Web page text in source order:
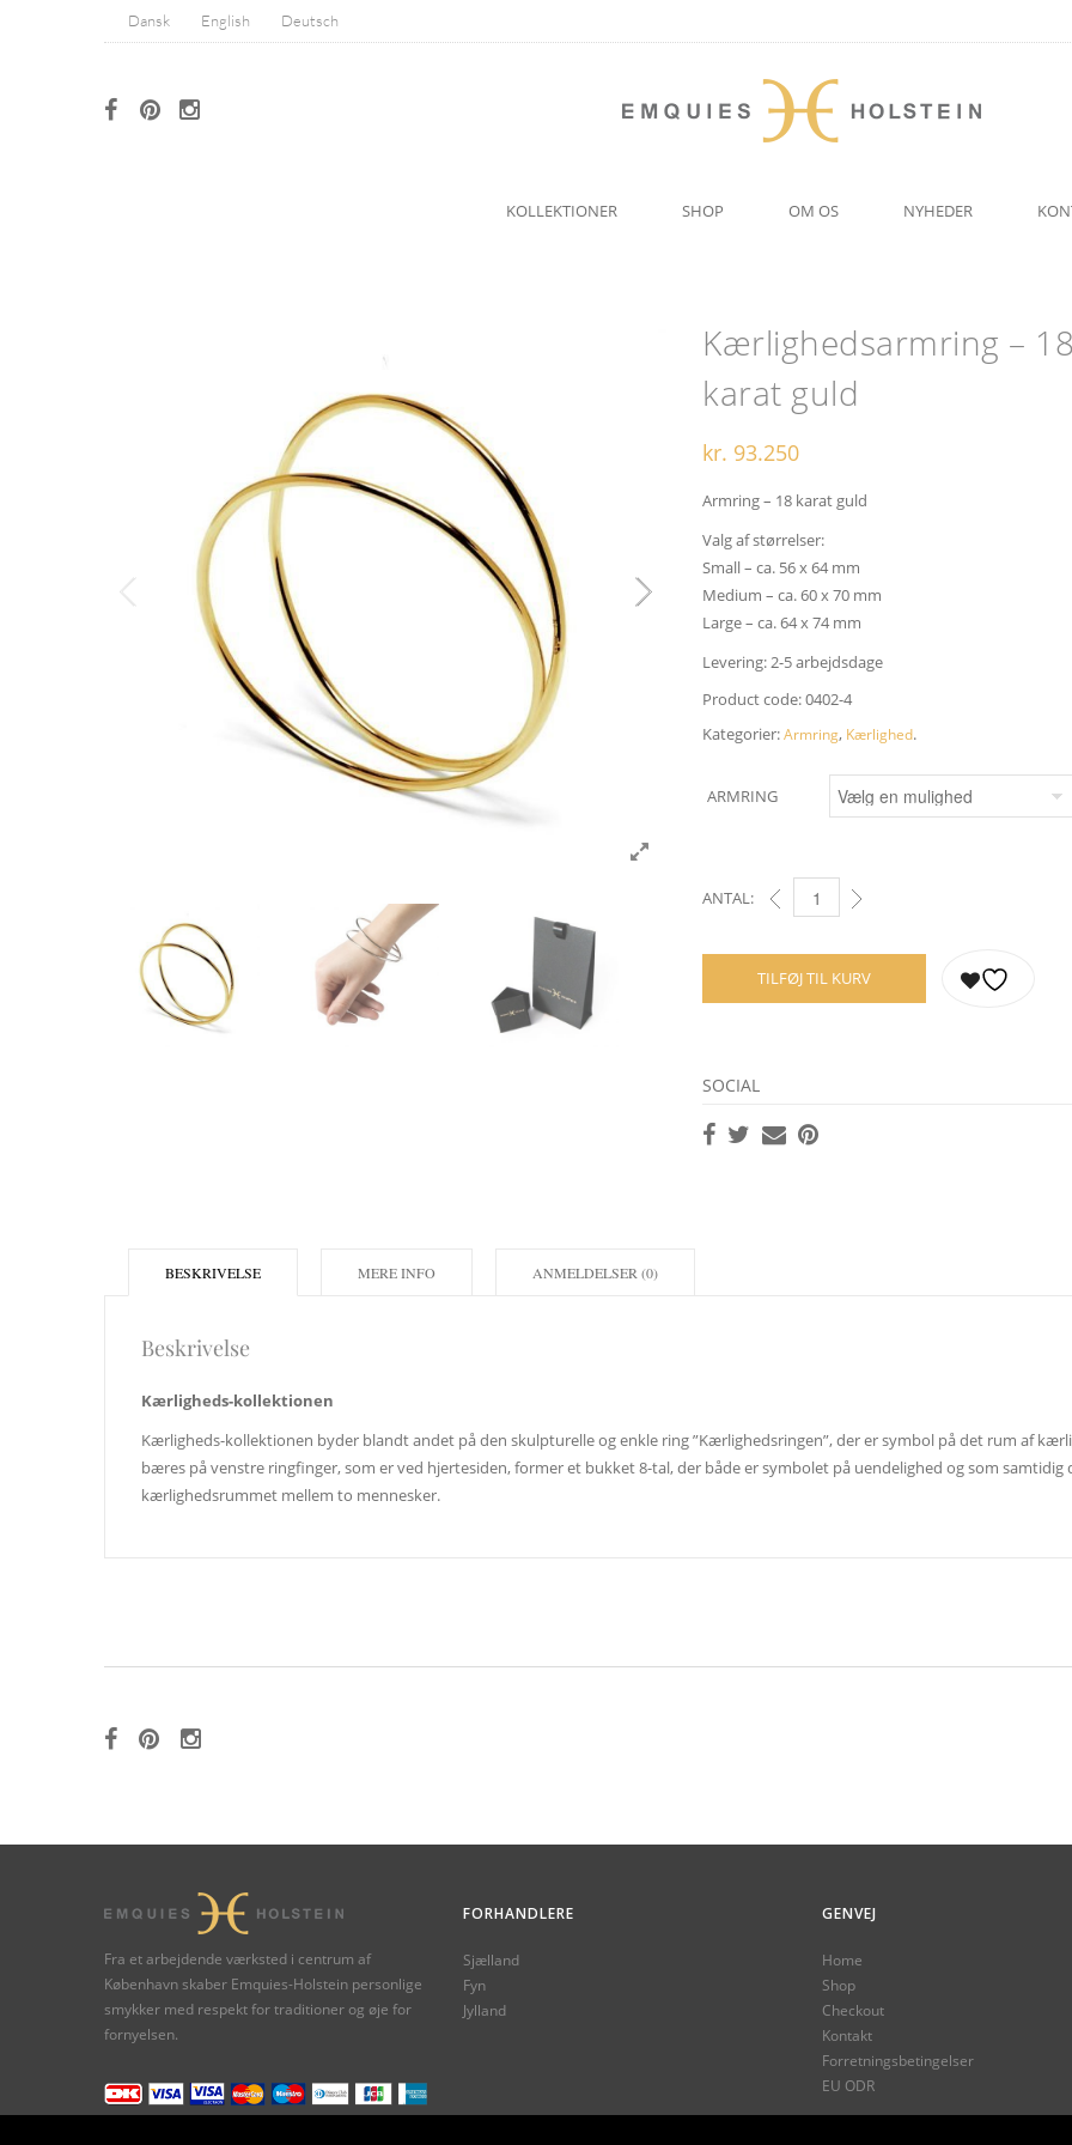
Dansk English Deutsch
KOLLEKTIONER SHOP OM OS NYHEDER
Kærlighedsarmring – 18
karat guld
kr. 93.250
Armring – 18 karat guld
Valg af størrelser:
Small – ca. 56 x 64 mm
Medium – ca. 60 x 70 mm
Large – ca. 64 x 74 mm
Levering: 2-5 arbejdsdage
Product code:0402-4
Kategorier:Armring, Kærlighed.
ARMRING
ANTAL: KÆRLIGHEDSARMRING - 18 KARAT GULD
TILFØJ TIL KURV
SOCIAL
BESKRIVELSE
Beskrivelse
Kærligheds-kollektionen
Kærligheds-kollektionen byder blandt andet på den skulpturelle og enkle ring ”Kærlighedsringen”, der er symbol på det rum af
bæres på venstre ringfinger, som er ved hjertesiden, former et bukket 8-tal, der både er symbolet på uendelighed og som
kærlighedsrummet mellem to mennesker.
MERE INFO ANMELDELSER (0)
Fra et arbejdende værksted i centrum af
København skaber Emquies-Holstein personlige
smykker med respekt for traditioner og øje for
fornyelsen.
FORHANDLERE
Sjælland
Fyn
Jylland
GENVEJ
Home
Shop
Checkout
Kontakt
Forretningsbetingelser
EU ODR